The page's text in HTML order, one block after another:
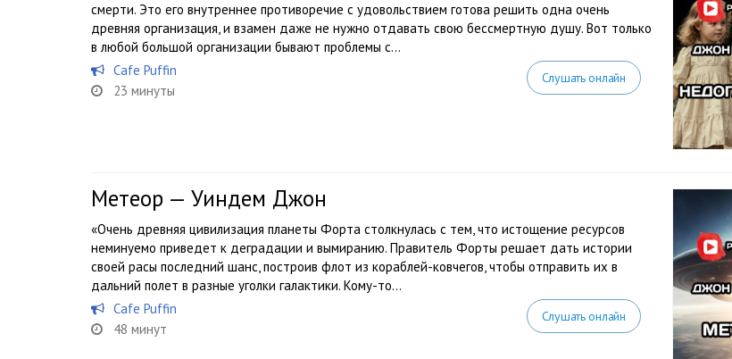
смерти. Это его внутреннее противоречие с удовольствием готова решить одна очень
древняя организация, и взамен даже не нужно отдавать свою бессмертную душу. Вот только
в любой большой организации бывают проблемы с...
Cafe Puffin
23 минуты
Слушать онлайн
Метеор — Уиндем Джон
«Очень древняя цивилизация планеты Форта столкнулась с тем, что истощение ресурсов
неминуемо приведет к деградации и вымиранию. Правитель Форты решает дать истории
своей расы последний шанс, построив флот из кораблей-ковчегов, чтобы отправить их в
дальний полет в разные уголки галактики. Кому-то...
Cafe Puffin
48 минут
Слушать онлайн